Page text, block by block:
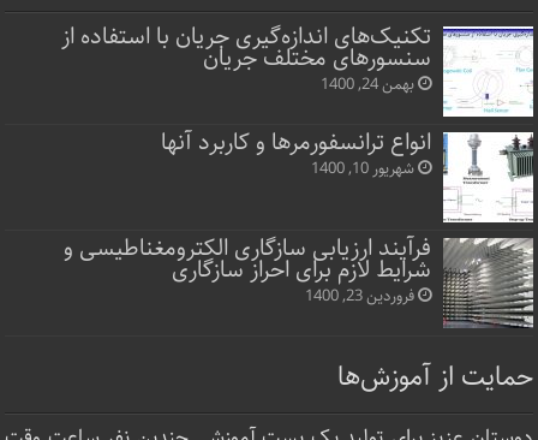
تکنیک‌های اندازه‌گیری جریان با استفاده از
سنسورهای مختلف جریان
بهمن 24, 1400
انواع ترانسفورمرها و کاربرد آنها
شهریور 10, 1400
فرآیند ارزیابی سازگاری الکترومغناطیسی و
شرایط لازم برای احراز سازگاری
فروردین 23, 1400
حمایت از آموزش‌ها